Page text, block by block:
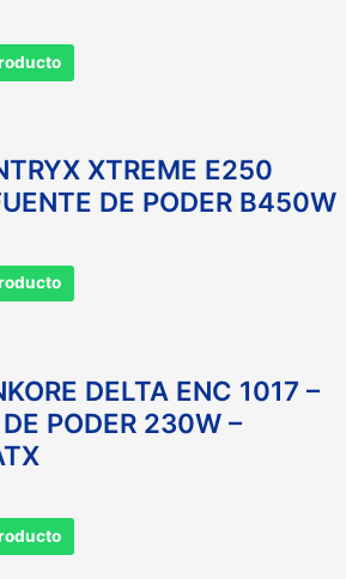
XTREME E250
DE PODER B450W
DELTA ENC 1017 –
PODER 230W –